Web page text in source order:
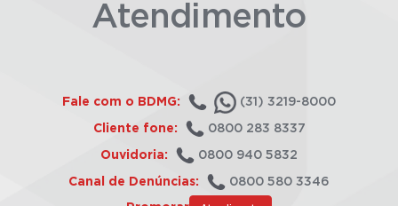
Atendimento
Fale com o BDMG: (31) 3219-8000
Cliente fone: 0800 283 8337
Ouvidoria: 0800 940 5832
Canal de Denúncias: 0800 580 3346